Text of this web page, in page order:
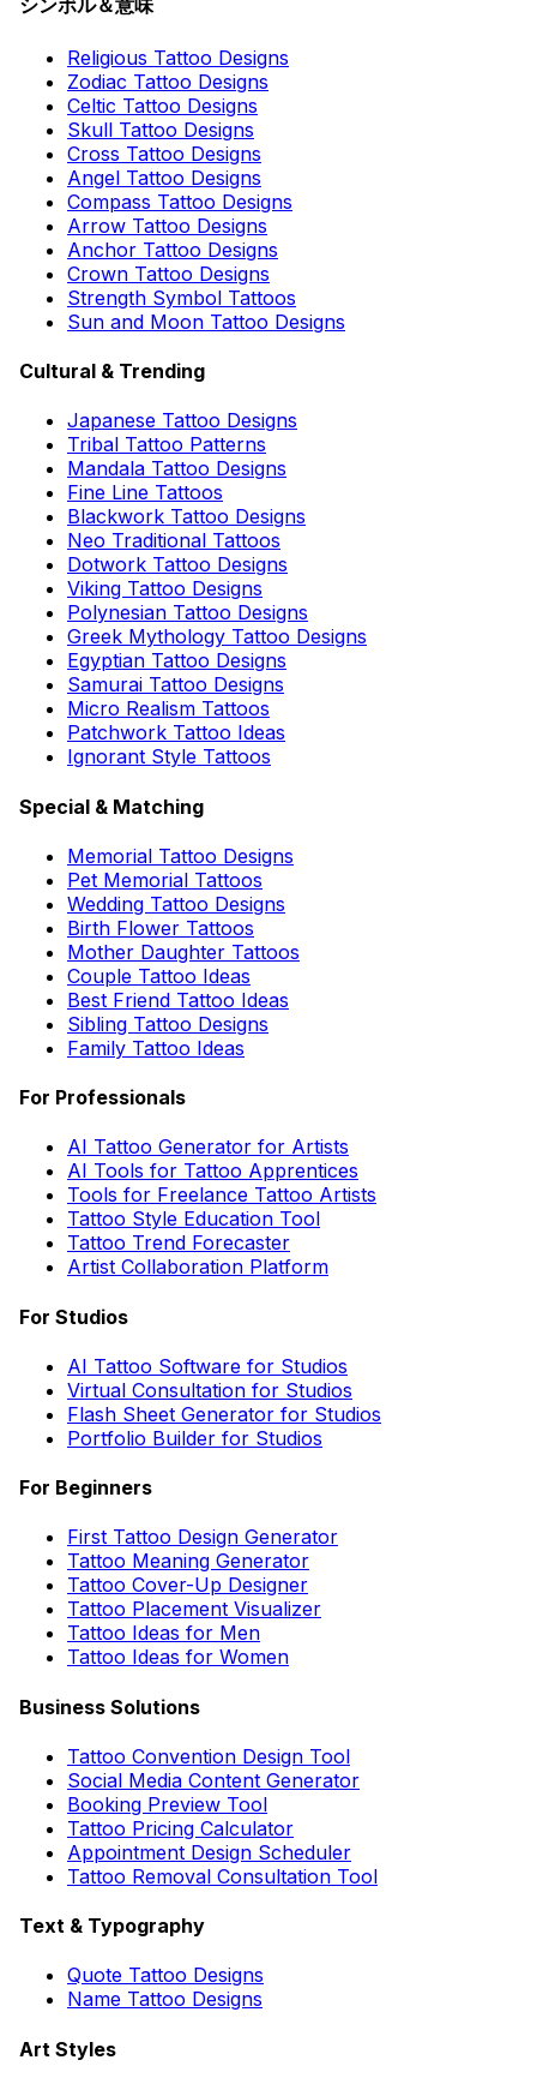
シンボル＆意味
Religious Tattoo Designs
Zodiac Tattoo Designs
Celtic Tattoo Designs
Skull Tattoo Designs
Cross Tattoo Designs
Angel Tattoo Designs
Compass Tattoo Designs
Arrow Tattoo Designs
Anchor Tattoo Designs
Crown Tattoo Designs
Strength Symbol Tattoos
Sun and Moon Tattoo Designs
Cultural & Trending
Japanese Tattoo Designs
Tribal Tattoo Patterns
Mandala Tattoo Designs
Fine Line Tattoos
Blackwork Tattoo Designs
Neo Traditional Tattoos
Dotwork Tattoo Designs
Viking Tattoo Designs
Polynesian Tattoo Designs
Greek Mythology Tattoo Designs
Egyptian Tattoo Designs
Samurai Tattoo Designs
Micro Realism Tattoos
Patchwork Tattoo Ideas
Ignorant Style Tattoos
Special & Matching
Memorial Tattoo Designs
Pet Memorial Tattoos
Wedding Tattoo Designs
Birth Flower Tattoos
Mother Daughter Tattoos
Couple Tattoo Ideas
Best Friend Tattoo Ideas
Sibling Tattoo Designs
Family Tattoo Ideas
For Professionals
AI Tattoo Generator for Artists
AI Tools for Tattoo Apprentices
Tools for Freelance Tattoo Artists
Tattoo Style Education Tool
Tattoo Trend Forecaster
Artist Collaboration Platform
For Studios
AI Tattoo Software for Studios
Virtual Consultation for Studios
Flash Sheet Generator for Studios
Portfolio Builder for Studios
For Beginners
First Tattoo Design Generator
Tattoo Meaning Generator
Tattoo Cover-Up Designer
Tattoo Placement Visualizer
Tattoo Ideas for Men
Tattoo Ideas for Women
Business Solutions
Tattoo Convention Design Tool
Social Media Content Generator
Booking Preview Tool
Tattoo Pricing Calculator
Appointment Design Scheduler
Tattoo Removal Consultation Tool
Text & Typography
Quote Tattoo Designs
Name Tattoo Designs
Art Styles